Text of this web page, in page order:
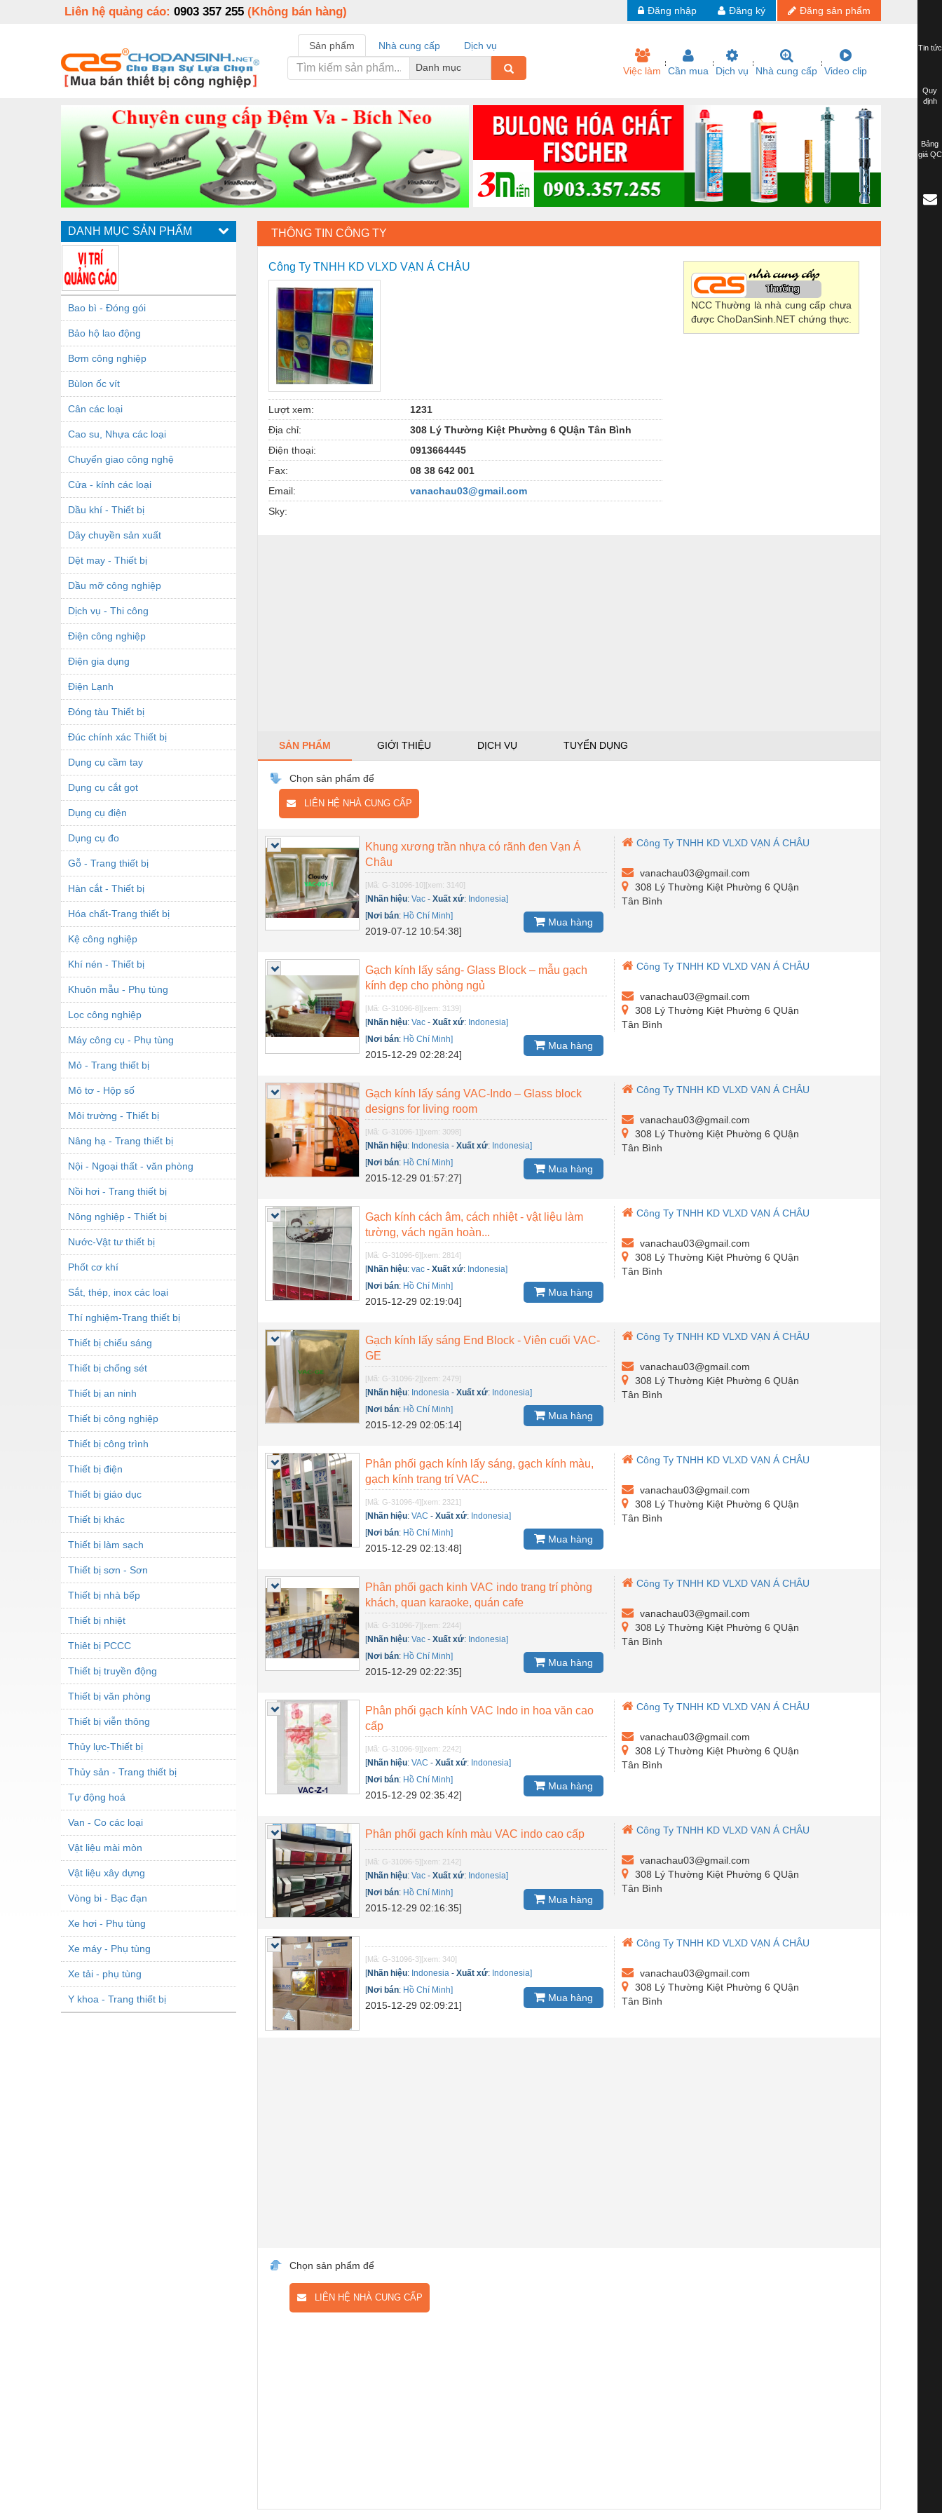
Liên hệ quảng cáo: 0903 357 255 (Không bán hàng) Đăng sản phẩm
Đăng ký
Đăng nhập
Sản phẩm Nhà cung cấp
Dịch vụ
Danh mục
Việc làm Cần mua Dịch vụ Nhà cung cấp Video clip
DANH MỤC SẢN PHẨM
Bao bì - Đóng gói
Bảo hộ lao động
Bơm công nghiệp
Bùlon ốc vít
Cân các loại
Cao su, Nhựa các loại
Chuyển giao công nghệ
Cửa - kính các loại
Dầu khí - Thiết bị
Dây chuyền sản xuất
Dệt may - Thiết bị
Dầu mỡ công nghiệp
Dịch vụ - Thi công
Điện công nghiệp
Điện gia dụng
Điện Lạnh
Đóng tàu Thiết bị
Đúc chính xác Thiết bị
Dụng cụ cầm tay
Dụng cụ cắt gọt
Dụng cụ điện
Dụng cụ đo
Gỗ - Trang thiết bị
Hàn cắt - Thiết bị
Hóa chất-Trang thiết bị
Kệ công nghiệp
Khí nén - Thiết bị
Khuôn mẫu - Phụ tùng
Lọc công nghiệp
Máy công cụ - Phụ tùng
Mỏ - Trang thiết bị
Mô tơ - Hộp số
Môi trường - Thiết bị
Nâng hạ - Trang thiết bị
Nội - Ngoại thất - văn phòng
Nồi hơi - Trang thiết bị
Nông nghiệp - Thiết bị
Nước-Vật tư thiết bị
Phốt cơ khí
Sắt, thép, inox các loại
Thí nghiệm-Trang thiết bị
Thiết bị chiếu sáng
Thiết bị chống sét
Thiết bị an ninh
Thiết bị công nghiệp
Thiết bị công trình
Thiết bị điện
Thiết bị giáo dục
Thiết bị khác
Thiết bị làm sạch
Thiết bị sơn - Sơn
Thiết bị nhà bếp
Thiết bị nhiệt
Thiêt bị PCCC
Thiết bị truyền động
Thiết bị văn phòng
Thiết bị viễn thông
Thủy lực-Thiết bị
Thủy sản - Trang thiết bị
Tự động hoá
Van - Co các loại
Vật liệu mài mòn
Vật liệu xây dựng
Vòng bi - Bạc đạn
Xe hơi - Phụ tùng
Xe máy - Phụ tùng
Xe tải - phụ tùng
Y khoa - Trang thiết bị
THÔNG TIN CÔNG TY
Công Ty TNHH KD VLXD VẠN Á CHÂU
Lượt xem:
1231
Địa chỉ:
308 Lý Thường Kiệt Phường 6 QUận Tân Bình
Điện thoại:
0913664445
Fax:
08 38 642 001
Email:
vanachau03@gmail.com
Sky:
NCC Thường là nhà cung cấp chưa
được ChoDanSinh.NET chứng thực.
SẢN PHẨM GIỚI THIỆU DỊCH VỤ TUYỂN DỤNG
Chọn sản phẩm để
LIÊN HỆ NHÀ CUNG CẤP
Khung xương trần nhựa có rãnh đen Vạn Á
Châu
[Mã: G-31096-10][xem: 3140]
[Nhãn hiệu:Vac -Xuất xứ: Indonesia]
[Nơi bán: Hồ Chí Minh]
2019-07-12 10:54:38]
Mua hàng
Công Ty TNHH KD VLXD VẠN Á CHÂU
vanachau03@gmail.com
308 Lý Thường Kiệt Phường 6 QUận
Tân Bình
Gạch kính lấy sáng- Glass Block – mẫu gạch
kính đẹp cho phòng ngủ
[Mã: G-31096-8][xem: 3139]
[Nhãn hiệu:Vac -Xuất xứ: Indonesia]
[Nơi bán: Hồ Chí Minh]
2015-12-29 02:28:24]
Mua hàng
Công Ty TNHH KD VLXD VẠN Á CHÂU
vanachau03@gmail.com
308 Lý Thường Kiệt Phường 6 QUận
Tân Bình
Gạch kính lấy sáng VAC-Indo – Glass block
designs for living room
[Mã: G-31096-1][xem: 3098]
[Nhãn hiệu: Indonesia -Xuất xứ: Indonesia]
[Nơi bán: Hồ Chí Minh]
2015-12-29 01:57:27]
Mua hàng
Công Ty TNHH KD VLXD VẠN Á CHÂU
vanachau03@gmail.com
308 Lý Thường Kiệt Phường 6 QUận
Tân Bình
Gạch kính cách âm, cách nhiệt - vật liệu làm
tường, vách ngăn hoàn...
[Mã: G-31096-6][xem: 2814]
[Nhãn hiệu:vac -Xuất xứ: Indonesia]
[Nơi bán: Hồ Chí Minh]
2015-12-29 02:19:04]
Mua hàng
Công Ty TNHH KD VLXD VẠN Á CHÂU
vanachau03@gmail.com
308 Lý Thường Kiệt Phường 6 QUận
Tân Bình
Gạch kính lấy sáng End Block - Viên cuối VAC-
GE
[Mã: G-31096-2][xem: 2479]
[Nhãn hiệu: Indonesia -Xuất xứ: Indonesia]
[Nơi bán: Hồ Chí Minh]
2015-12-29 02:05:14]
Mua hàng
Công Ty TNHH KD VLXD VẠN Á CHÂU
vanachau03@gmail.com
308 Lý Thường Kiệt Phường 6 QUận
Tân Bình
Phân phối gạch kính lấy sáng, gạch kính màu,
gạch kính trang trí VAC...
[Mã: G-31096-4][xem: 2321]
[Nhãn hiệu:VAC -Xuất xứ: Indonesia]
[Nơi bán: Hồ Chí Minh]
2015-12-29 02:13:48]
Mua hàng
Công Ty TNHH KD VLXD VẠN Á CHÂU
vanachau03@gmail.com
308 Lý Thường Kiệt Phường 6 QUận
Tân Bình
Phân phối gạch kinh VAC indo trang trí phòng
khách, quan karaoke, quán cafe
[Mã: G-31096-7][xem: 2244]
[Nhãn hiệu:Vac -Xuất xứ: Indonesia]
[Nơi bán: Hồ Chí Minh]
2015-12-29 02:22:35]
Mua hàng
Công Ty TNHH KD VLXD VẠN Á CHÂU
vanachau03@gmail.com
308 Lý Thường Kiệt Phường 6 QUận
Tân Bình
Phân phối gạch kính VAC Indo in hoa văn cao
cấp
[Mã: G-31096-9][xem: 2242]
[Nhãn hiệu:VAC -Xuất xứ: Indonesia]
[Nơi bán: Hồ Chí Minh]
2015-12-29 02:35:42]
Mua hàng
Công Ty TNHH KD VLXD VẠN Á CHÂU
vanachau03@gmail.com
308 Lý Thường Kiệt Phường 6 QUận
Tân Bình
Phân phối gạch kính màu VAC indo cao cấp
[Mã: G-31096-5][xem: 2142]
[Nhãn hiệu:Vac -Xuất xứ: Indonesia]
[Nơi bán: Hồ Chí Minh]
2015-12-29 02:16:35]
Mua hàng
Công Ty TNHH KD VLXD VẠN Á CHÂU
vanachau03@gmail.com
308 Lý Thường Kiệt Phường 6 QUận
Tân Bình
[Mã: G-31096-3][xem: 340]
[Nhãn hiệu: Indonesia -Xuất xứ: Indonesia]
[Nơi bán: Hồ Chí Minh]
2015-12-29 02:09:21]
Mua hàng
Công Ty TNHH KD VLXD VẠN Á CHÂU
vanachau03@gmail.com
308 Lý Thường Kiệt Phường 6 QUận
Tân Bình
Chọn sản phẩm để
LIÊN HỆ NHÀ CUNG CẤP
Tin tức
Quy
định
Bảng
giá QC